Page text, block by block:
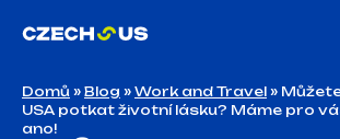
Domů » Blog » Work and Travel »
USA potkat životní lásku? Máme pro
ano!